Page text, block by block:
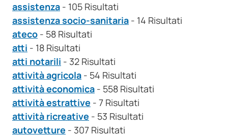
assistenza - 105 Risultati
assistenza socio-sanitaria - 14 Risultati
ateco - 58 Risultati
atti - 18 Risultati
atti notarili - 32 Risultati
attività agricola - 54 Risultati
attività economica - 558 Risultati
attività estrattive - 7 Risultati
attività ricreative - 53 Risultati
autovetture - 307 Risultati